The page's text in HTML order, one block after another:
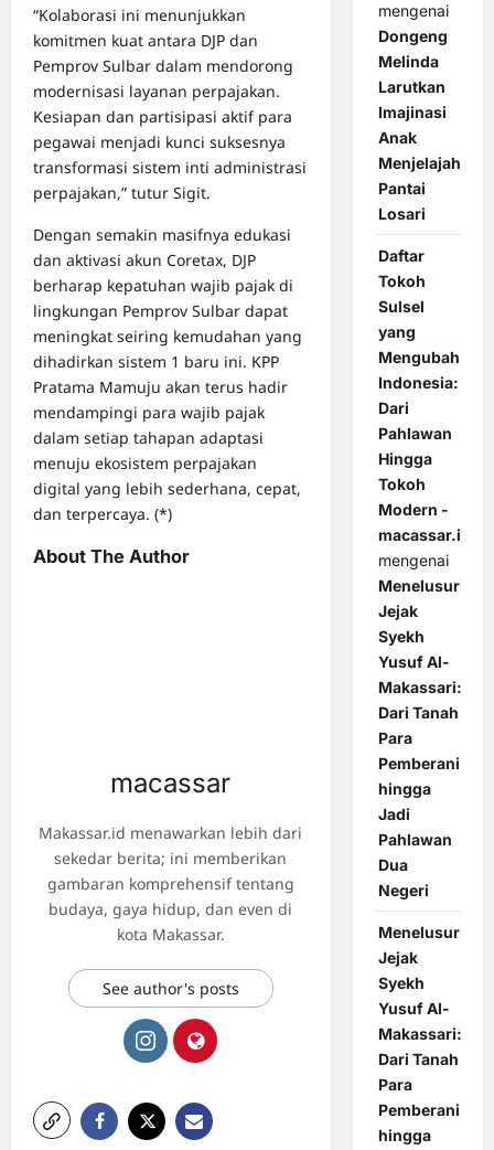
“Kolaborasi ini menunjukkan
komitmen kuat antara DJP dan
Pemprov Sulbar dalam mendorong
modernisasi layanan perpajakan.
Kesiapan dan partisipasi aktif para
pegawai menjadi kunci suksesnya
transformasi sistem inti administrasi
perpajakan,” tutur Sigit.
Dengan semakin masifnya edukasi
dan aktivasi akun Coretax, DJP
berharap kepatuhan wajib pajak di
lingkungan Pemprov Sulbar dapat
meningkat seiring kemudahan yang
dihadirkan sistem 1 baru ini. KPP
Pratama Mamuju akan terus hadir
mendampingi para wajib pajak
dalam setiap tahapan adaptasi
menuju ekosistem perpajakan
digital yang lebih sederhana, cepat,
dan terpercaya. (*)
About The Author
macassar
Makassar.id menawarkan lebih dari
sekedar berita; ini memberikan
gambaran komprehensif tentang
budaya, gaya hidup, dan even di
kota Makassar.
See author's posts
mengenai
Dongeng
Melinda
Larutkan
Imajinasi
Anak
Menjelajah
Pantai
Losari
Daftar
Tokoh
Sulsel
yang
Mengubah
Indonesia:
Dari
Pahlawan
Hingga
Tokoh
Modern -
macassar.id
mengenai
Menelusuri
Jejak
Syekh
Yusuf Al-
Makassari:
Dari Tanah
Para
Pemberani
hingga
Jadi
Pahlawan
Dua
Negeri
Menelusuri
Jejak
Syekh
Yusuf Al-
Makassari:
Dari Tanah
Para
Pemberani
hingga